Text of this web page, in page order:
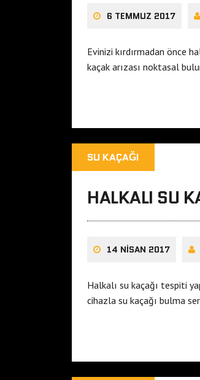
6 TEMMUZ 2017
Evinizi kırdırmadan önce
kaçak arızası noktasal
SU KAÇAĞI
HALKALI SU
14 NISAN 2017
Halkalı su kaçağı tespiti
cihazla su kaçağı bulma